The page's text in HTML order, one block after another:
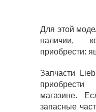
Для этой
наличии,
приобрести:
Запчасти
магазине.
запасные